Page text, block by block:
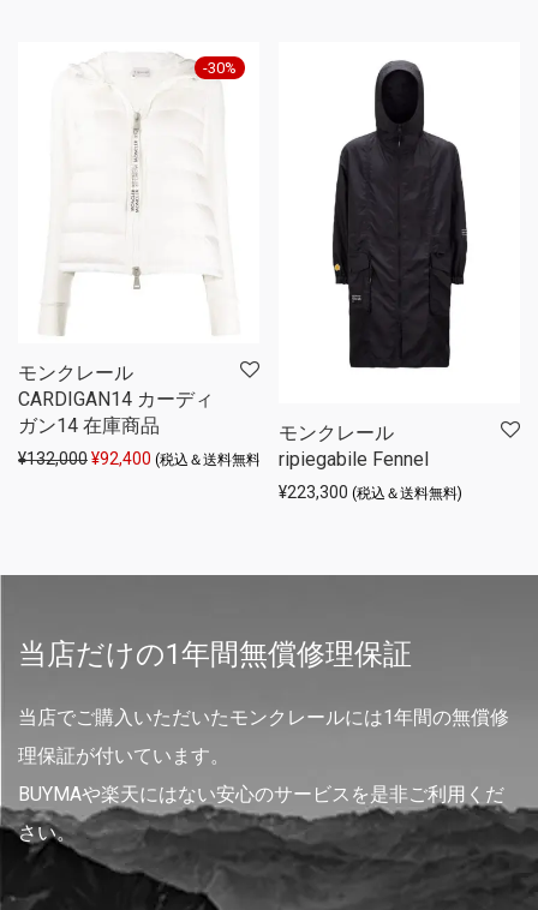
-30%
モンクレール
CARDIGAN14 カーディ
ガン14 在庫商品
¥132,000元の価格は ¥132,000 でした。
¥92,400 現在の価格は ¥92,400 です。
(税込＆送料無料)
モンクレール
ripiegabile Fennel
¥223,300 (税込＆送料無料)
当店だけの1年間無償修理保証
当店でご購入いただいたモンクレールには1年間の無償修
理保証が付いています。
BUYMAや楽天にはない安心のサービスを是非ご利用くだ
さい。